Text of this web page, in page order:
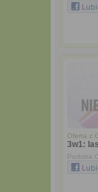
Oferta z
3w1:
Podoba